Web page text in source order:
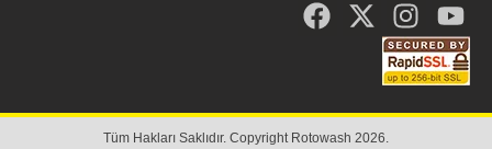
Tüm Hakları Saklıdır. Copyright Rotowash 2026.